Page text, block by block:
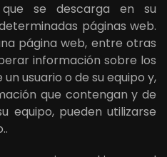
se descarga en su
páginas web.
página web, entre otras
información sobre los
usuario o de su equipo y,
que contengan y de
equipo, pueden utilizarse